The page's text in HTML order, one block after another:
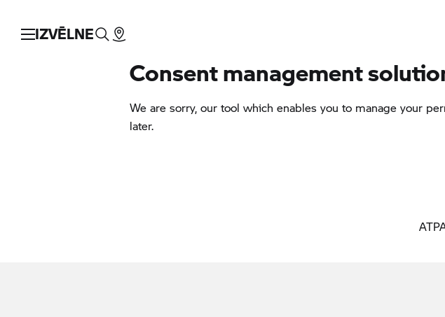
IZVĒLNE